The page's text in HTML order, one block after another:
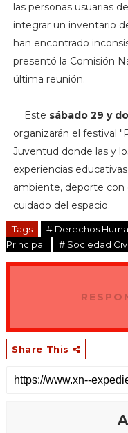
las personas usuarias
integrar un inventario
han encontrado
presentó la Comisión
última reunión.
Este sábado 29 y
organizarán el festival
Juventud donde las y
experiencias
ambiente, deporte con
cuidado del espacio.
Tags # Derechos
Principal
# Sociedad
Share This